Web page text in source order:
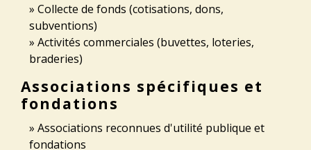
Collecte de fonds (cotisations, dons,
subventions)
Activités commerciales (buvettes, loteries,
braderies)
Associations spécifiques et
fondations
Associations reconnues d'utilité publique et
fondations